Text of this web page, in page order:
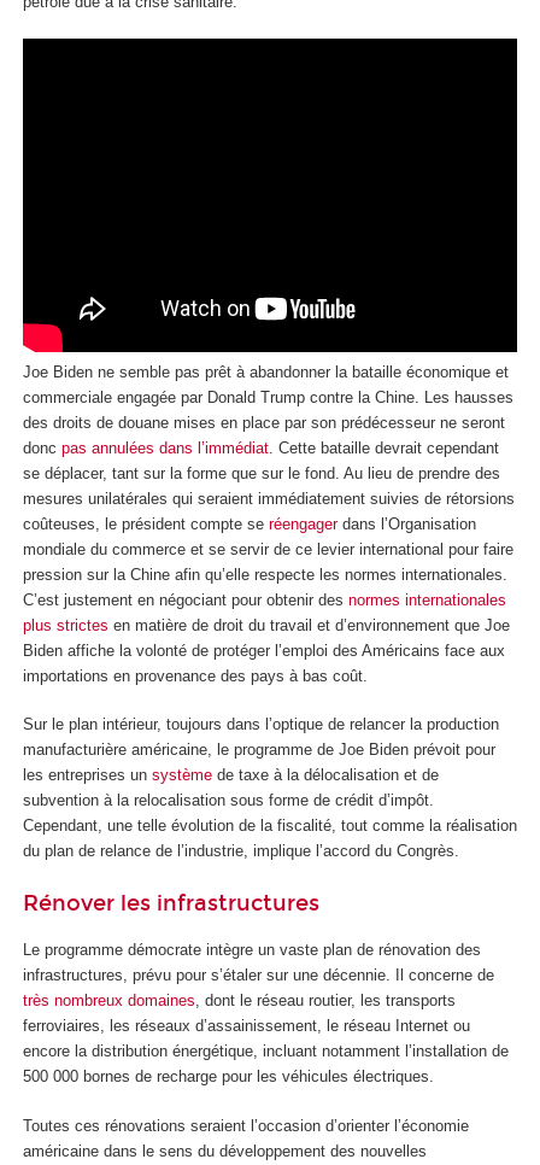
Joe Biden ne semble pas prêt à abandonner la bataille économique et
commerciale engagée par Donald Trump contre la Chine. Les hausses
des droits de douane mises en place par son prédécesseur ne seront
donc pas annulées dans l’immédiat . Cette bataille devrait cependant
se déplacer, tant sur la forme que sur le fond. Au lieu de prendre des
mesures unilatérales qui seraient immédiatement suivies de rétorsions
coûteuses, le président compte se réengagerdans l’Organisation
mondiale du commerce et se servir de ce levier international pour faire
pression sur la Chine afin qu’elle respecte les normes internationales.
C’est justement en négociant pour obtenir des normes internationales
plus strictes en matière de droit du travail et d’environnement que Joe
Biden affiche la volonté de protéger l’emploi des Américains face aux
importations en provenance des pays à bas coût.
Sur le plan intérieur, toujours dans l’optique de relancer la production
manufacturière américaine, le programme de Joe Biden prévoit pour
les entreprises un système de taxe à la délocalisation et de
subvention à la relocalisation sous forme de crédit d’impôt.
Cependant, une telle évolution de la fiscalité, tout comme la réalisation
du plan de relance de l’industrie, implique l’accord du Congrès.
Rénover les infrastructures
Le programme démocrate intègre un vaste plan de rénovation des
infrastructures, prévu pour s’étaler sur une décennie. Il concerne de
très nombreux domaines, dont le réseau routier, les transports
ferroviaires, les réseaux d’assainissement, le réseau Internet ou
encore la distribution énergétique, incluant notamment l’installation de
500 000 bornes de recharge pour les véhicules électriques.
Toutes ces rénovations seraient l’occasion d’orienter l’économie
américaine dans le sens du développement des nouvelles